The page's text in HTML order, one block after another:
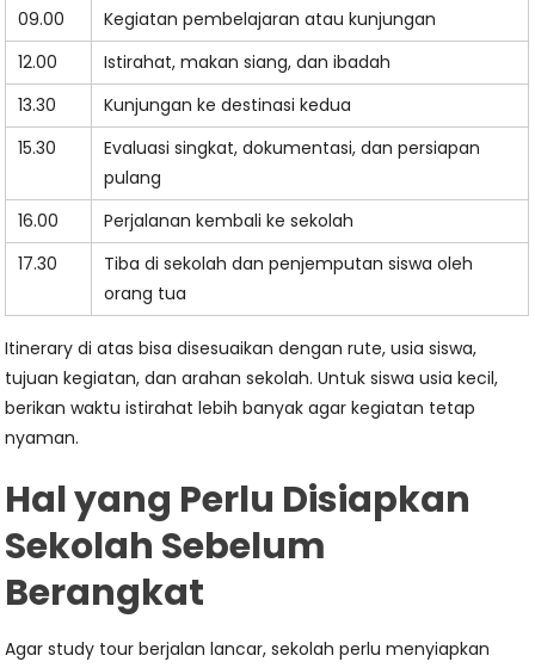
09.00
Kegiatan pembelajaran atau kunjungan
12.00
Istirahat, makan siang, dan ibadah
13.30
Kunjungan ke destinasi kedua
15.30
Evaluasi singkat, dokumentasi, dan persiapan
pulang
16.00
Perjalanan kembali ke sekolah
17.30
Tiba di sekolah dan penjemputan siswa oleh
orang tua
Itinerary di atas bisa disesuaikan dengan rute, usia siswa,
tujuan kegiatan, dan arahan sekolah. Untuk siswa usia kecil,
berikan waktu istirahat lebih banyak agar kegiatan tetap
nyaman.
Hal yang Perlu Disiapkan
Sekolah Sebelum
Berangkat
Agar study tour berjalan lancar, sekolah perlu menyiapkan